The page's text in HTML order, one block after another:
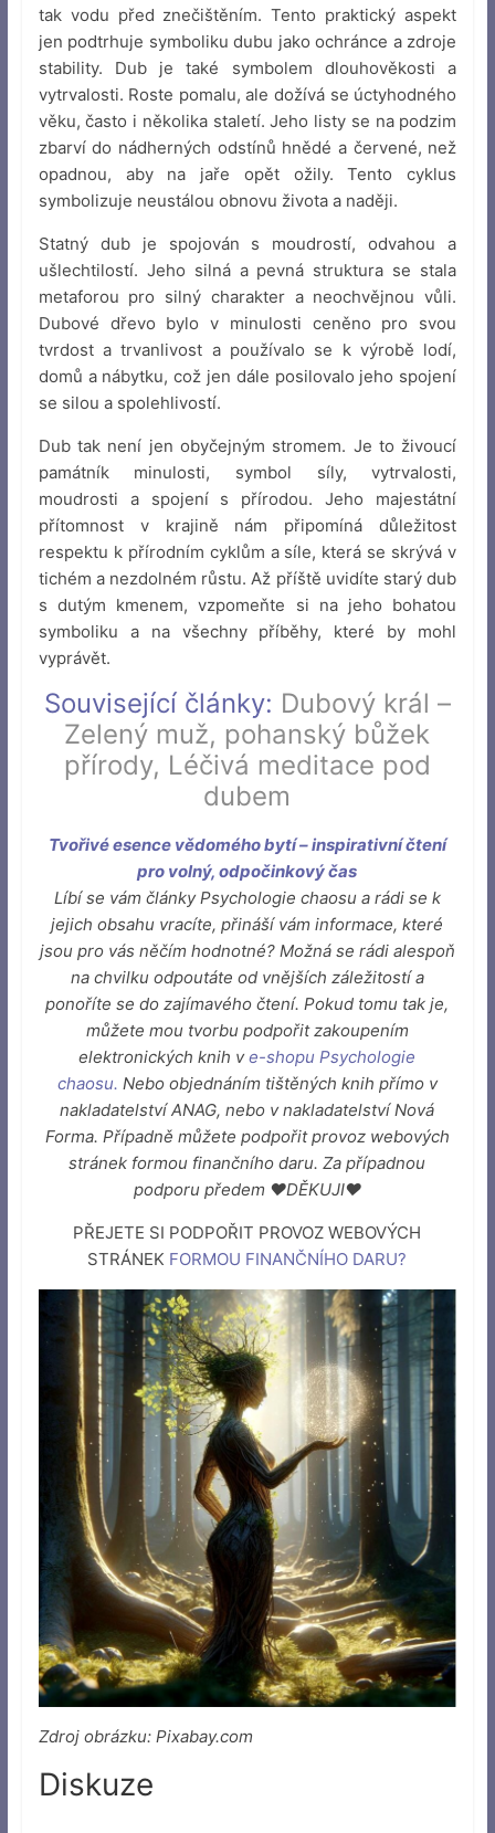
tak vodu před znečištěním. Tento praktický aspekt
jen podtrhuje symboliku dubu jako ochránce a zdroje
stability. Dub je také symbolem dlouhověkosti a
vytrvalosti. Roste pomalu, ale dožívá se úctyhodného
věku, často i několika staletí. Jeho listy se na podzim
zbarví do nádherných odstínů hnědé a červené, než
opadnou, aby na jaře opět ožily. Tento cyklus
symbolizuje neustálou obnovu života a naději.
Statný dub je spojován s moudrostí, odvahou a
ušlechtilostí. Jeho silná a pevná struktura se stala
metaforou pro silný charakter a neochvějnou vůli.
Dubové dřevo bylo v minulosti ceněno pro svou
tvrdost a trvanlivost a používalo se k výrobě lodí,
domů a nábytku, což jen dále posilovalo jeho spojení
se silou a spolehlivostí.
Dub tak není jen obyčejným stromem. Je to živoucí
památník minulosti, symbol síly, vytrvalosti,
moudrosti a spojení s přírodou. Jeho majestátní
přítomnost v krajině nám připomíná důležitost
respektu k přírodním cyklům a síle, která se skrývá v
tichém a nezdolném růstu. Až příště uvidíte starý dub
s dutým kmenem, vzpomeňte si na jeho bohatou
symboliku a na všechny příběhy, které by mohl
vyprávět.
Související články: Dubový král –
Zelený muž, pohanský bůžek
přírody, Léčivá meditace pod
dubem
Tvořivé esence vědomého bytí – inspirativní čtení
pro volný, odpočinkový čas
Líbí se vám články Psychologie chaosu a rádi se k
jejich obsahu vracíte, přináší vám informace, které
jsou pro vás něčím hodnotné? Možná se rádi alespoň
na chvilku odpoutáte od vnějších záležitostí a
ponoříte se do zajímavého čtení. Pokud tomu tak je,
můžete mou tvorbu podpořit zakoupením
elektronických knih ve-shopu Psychologie
chaosu. Nebo objednáním tištěných knih přímo v
nakladatelství ANAG, nebo v nakladatelství Nová
Forma. Případně můžete podpořit provoz webových
stránek formou finančního daru. Za případnou
podporu předem ♥DĚKUJI♥
PŘEJETE SI PODPOŘIT PROVOZ WEBOVÝCH
STRÁNEK FORMOU FINANČNÍHO DARU?
Zdroj obrázku: Pixabay.com
Diskuze